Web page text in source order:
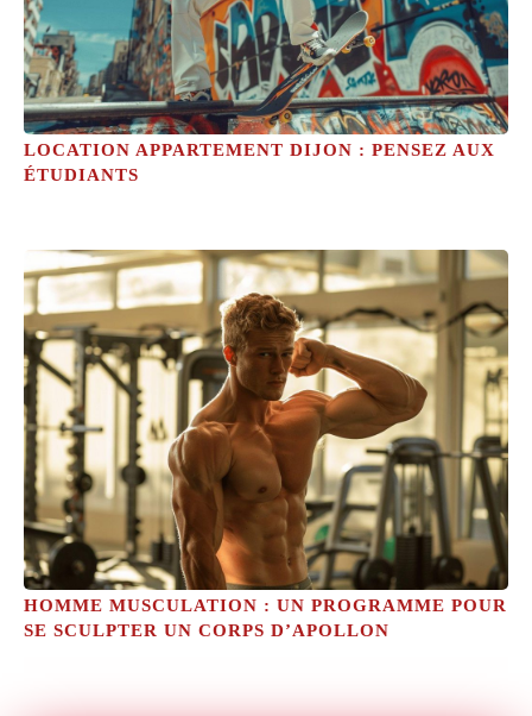
LOCATION APPARTEMENT DIJON : PENSEZ AUX
ÉTUDIANTS
HOMME MUSCULATION : UN PROGRAMME POUR
SE SCULPTER UN CORPS D’APOLLON